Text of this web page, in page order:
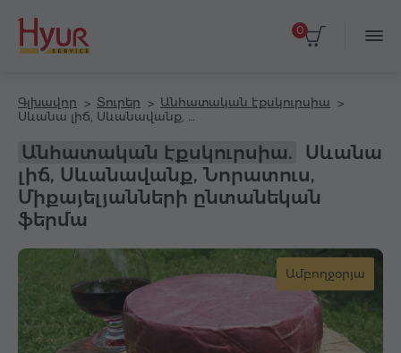
0
Գլխավոր Տուրեր
Անհատական էքսկուրսիա
Անհատական էքսկուրսիա.
Սևանա
լիճ, Սևանավանք, Նորատուս,
Միքայելյանների ընտանեկան
ֆերմա
Ամբողջօրյա